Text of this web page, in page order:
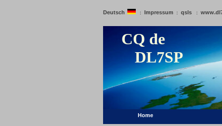
Deutsch : Impressum : qsls :
CQ de
DL7SP
Home